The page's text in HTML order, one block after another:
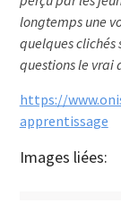
longtemps une
quelques clichés
questions le vrai
https://
apprentissage
Images liées: